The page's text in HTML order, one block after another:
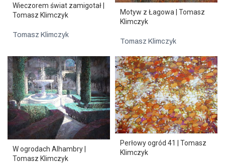
Wieczorem świat zamigotał |
Tomasz Klimczyk
Tomasz Klimczyk
Motyw z Łagowa | Tomasz
Klimczyk
Tomasz Klimczyk
W ogrodach Alhambry |
Tomasz Klimczyk
Perłowy ogród 41 | Tomasz
Klimczyk